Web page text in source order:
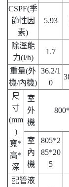
CSPF(季
節性因
素)
5.93
除溼能
力(l/h)
1.7
重量(外
機/內機)
36.2/1
0
尺
寸
(mm
)
寬*
高*
深
室
外
機
室
內
機
805*2
85*20
5
配管液